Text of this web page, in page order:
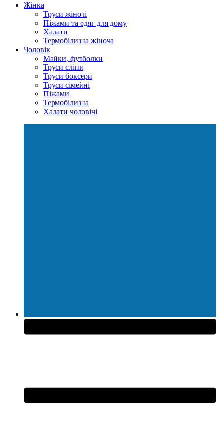
Жінка
Труси жіночі
Піжами та одяг для дому
Халати
Термобілизна жіноча
Чоловік
Майки, футболки
Труси сліпи
Труси боксери
Труси сімейні
Піжами
Термобілизна
Халати чоловічі